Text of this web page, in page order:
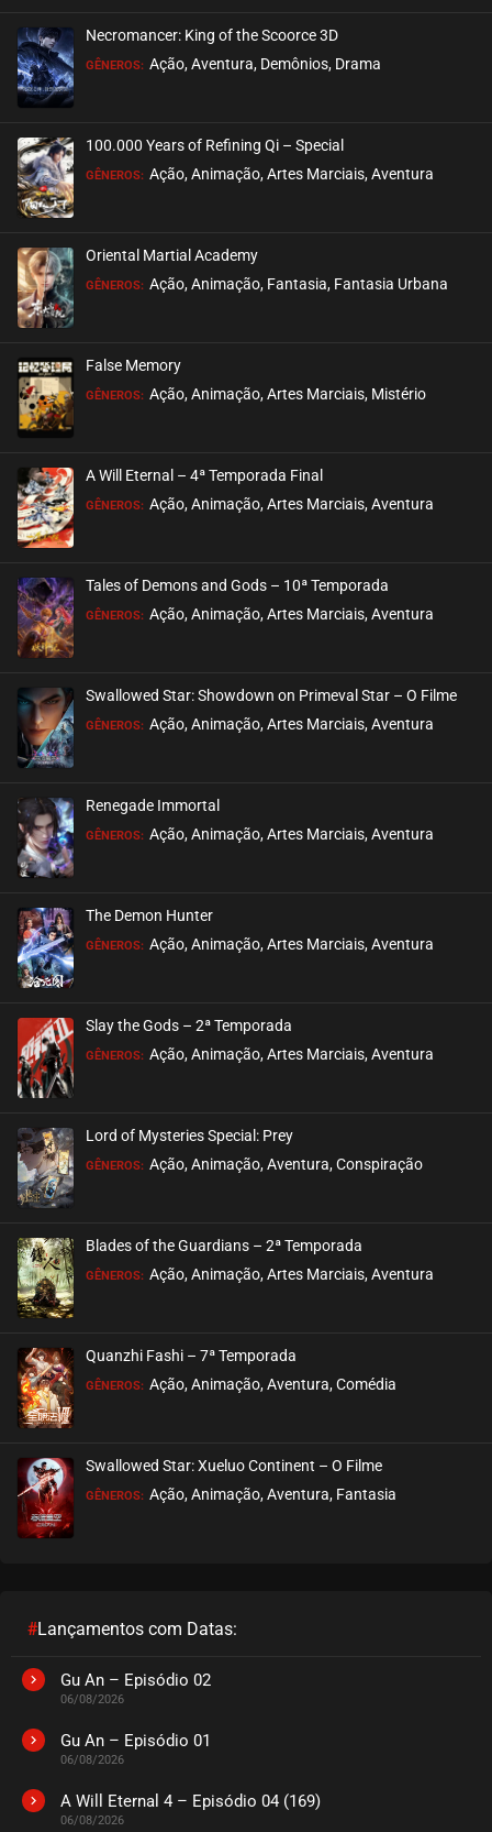
Necromancer: King of the Scoorce 3D
GÊNEROS: Ação, Aventura, Demônios, Drama
100.000 Years of Refining Qi – Special
GÊNEROS: Ação, Animação, Artes Marciais, Aventura
Oriental Martial Academy
GÊNEROS: Ação, Animação, Fantasia, Fantasia Urbana
False Memory
GÊNEROS: Ação, Animação, Artes Marciais, Mistério
A Will Eternal – 4ª Temporada Final
GÊNEROS: Ação, Animação, Artes Marciais, Aventura
Tales of Demons and Gods – 10ª Temporada
GÊNEROS: Ação, Animação, Artes Marciais, Aventura
Swallowed Star: Showdown on Primeval Star – O Filme
GÊNEROS: Ação, Animação, Artes Marciais, Aventura
Renegade Immortal
GÊNEROS: Ação, Animação, Artes Marciais, Aventura
The Demon Hunter
GÊNEROS: Ação, Animação, Artes Marciais, Aventura
Slay the Gods – 2ª Temporada
GÊNEROS: Ação, Animação, Artes Marciais, Aventura
Lord of Mysteries Special: Prey
GÊNEROS: Ação, Animação, Aventura, Conspiração
Blades of the Guardians – 2ª Temporada
GÊNEROS: Ação, Animação, Artes Marciais, Aventura
Quanzhi Fashi – 7ª Temporada
GÊNEROS: Ação, Animação, Aventura, Comédia
Swallowed Star: Xueluo Continent – O Filme
GÊNEROS: Ação, Animação, Aventura, Fantasia
#Lançamentos com Datas:
Gu An – Episódio 02
06/08/2026
Gu An – Episódio 01
06/08/2026
A Will Eternal 4 – Episódio 04 (169)
06/08/2026